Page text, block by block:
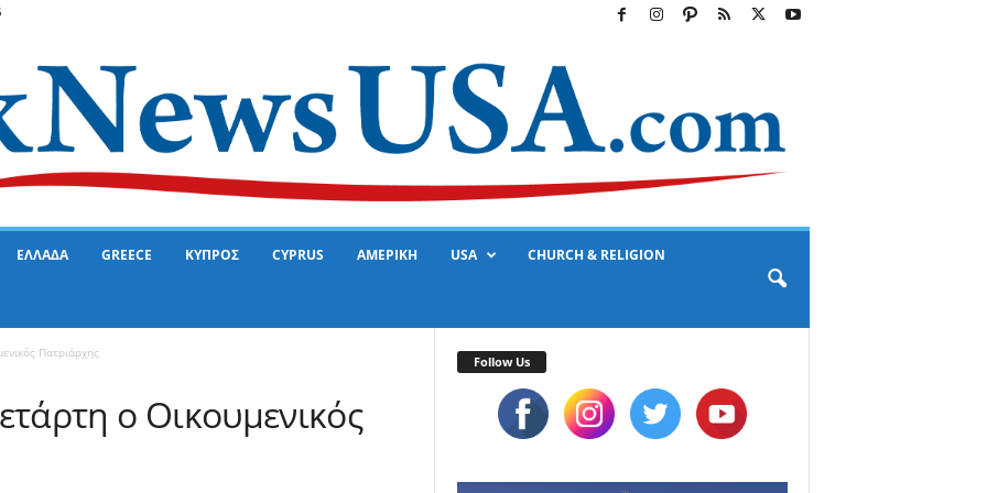
ΕΛΛΑΔΑ GREECE ΚΥΠΡΟΣ CYPRUS ΑΜΕΡΙΚΗ USA CHURCH & RELIGION
Πατριάρχης
ο Οικουμενικός
Follow Us